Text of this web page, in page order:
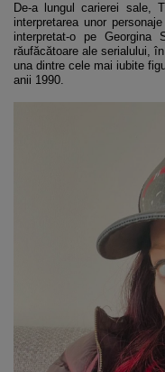
De-a lungul carierei sale,
interpretarea unor
interpretat-o pe Georgina
răufăcătoare ale serialului,
una dintre cele mai iubite
anii 1990.